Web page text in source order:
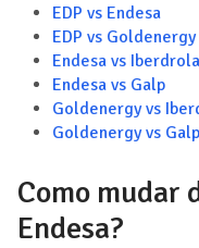
EDP vs Endesa
EDP vs Goldenergy
Endesa vs Iberdrola
Endesa vs Galp
Goldenergy vs
Goldenergy vs Galp
Como mudar
Endesa?